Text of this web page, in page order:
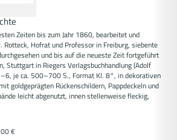
Zeiten bis zum Jahr 1860, bearbeitet und
Rotteck, Hofrat und Professor in Freiburg, siebente
und bis auf die neueste Zeit fortgeführt
Stuttgart in Riegers Verlagsbuchhandlung (Adolf
je ca. 500–700 S., Format Kl. 8°, in dekorativen
goldgeprägten Rückenschildern, Pappdeckeln und
leicht abgenutzt, innen stellenweise fleckig,
€